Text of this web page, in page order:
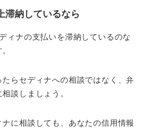
滞納しているなら
ィナの支払いを滞納しているのな
たらセディナへの相談ではなく、弁
談しましょう。
に相談しても、あなたの信用情報